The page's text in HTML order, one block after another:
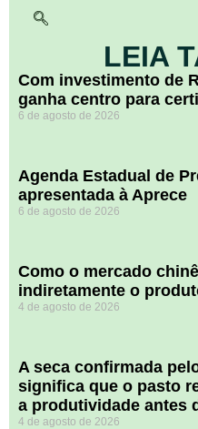
LEIA
Com investimento de
ganha centro para
6 de agosto de 2026
Agenda Estadual de
apresentada à Aprece
6 de agosto de 2026
​Como o mercado
indiretamente o
4 de agosto de 2026
A seca confirmada
significa que o pasto
a produtividade antes
4 de agosto de 2026